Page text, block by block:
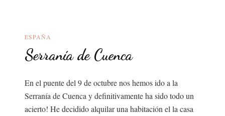
ESPAÑA
Serranía de Cuenca
En el puente del 9 de octubre nos hemos ido a la
Serranía de Cuenca y definitivamente ha sido todo un
acierto! He decidido alquilar una habitación el la casa